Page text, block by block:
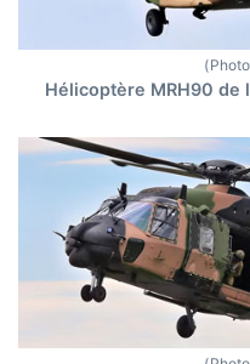
Hélicoptère MRH90 de